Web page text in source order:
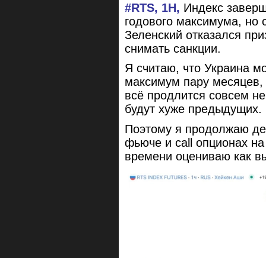
#RTS, 1H, Индекс
годового максимума, но
Зеленский отказался
снимать санкции.
Я считаю, что Украина
максимум пару
всё продлится совсем
будут хуже предыдущих.
Поэтому я продолжаю
фьюче и call опционах
времени оцениваю как